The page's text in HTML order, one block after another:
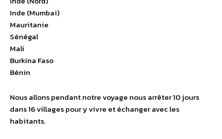
Inde (Mumbai)
Mauritanie
Sénégal
Mali
Burkina Faso
Bénin
Nous allons pendant notre voyage nous arrêter 10 jours
dans 16 villages pour y vivre et échanger avec les
habitants.